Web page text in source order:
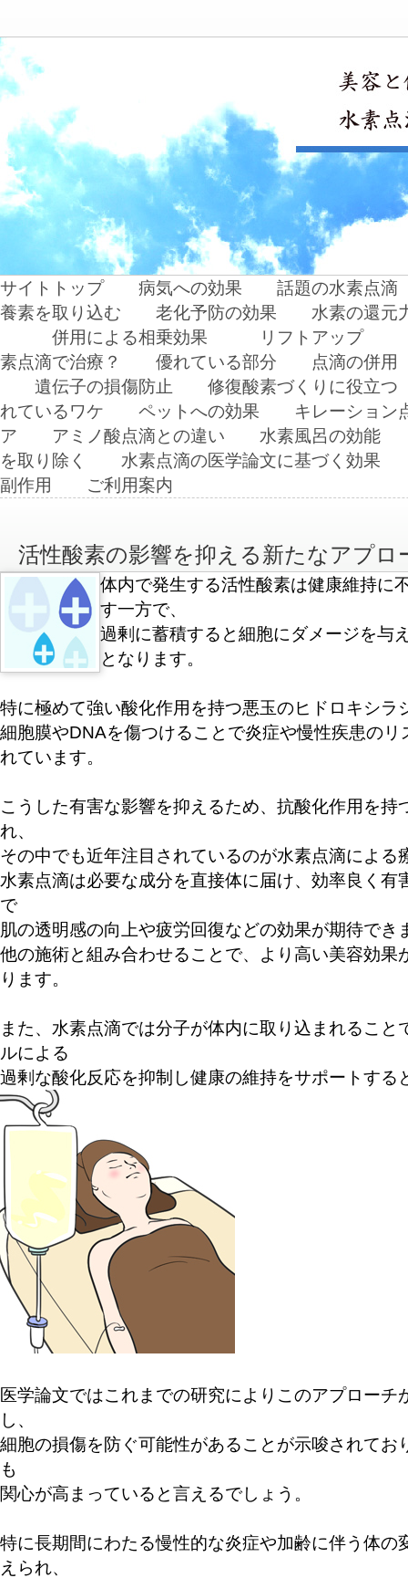
サイトトップ 病気への効果
話題の水素点滴
養素を取り込む
老化予防の効果
水素の還元
併用による相乗効果
リフトアップ
素点滴で治療？
優れている部分
点滴の併用
遺伝子の損傷防止
修復酸素づくりに役立つ
れているワケ
ペットへの効果
キレーション
ア
アミノ酸点滴との違い
水素風呂の効能
を取り除く
水素点滴の医学論文に基づく効果
副作用
ご利用案内
活性酸素の影響を抑える新たなアプロ
体内で発生する活性酸素は健康維持に
す一方で、
過剰に蓄積すると細胞にダメージを与
となります。
特に極めて強い酸化作用を持つ悪玉のヒドロキシラ
細胞膜やDNAを傷つけることで炎症や慢性疾患のリ
れています。
こうした有害な影響を抑えるため、抗酸化作用を持
れ、
その中でも近年注目されているのが水素点滴による
水素点滴は必要な成分を直接体に届け、効率良く有
で
肌の透明感の向上や疲労回復などの効果が期待でき
他の施術と組み合わせることで、より高い美容効果
ります。
また、水素点滴では分子が体内に取り込まれること
ルによる
過剰な酸化反応を抑制し健康の維持をサポートする
医学論文ではこれまでの研究によりこのアプローチ
し、
細胞の損傷を防ぐ可能性があることが示唆されてお
も
関心が高まっていると言えるでしょう。
特に長期間にわたる慢性的な炎症や加齢に伴う体の
えられ、